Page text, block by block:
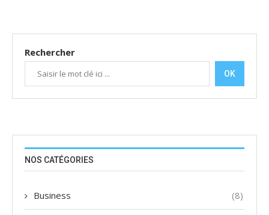
Rechercher
OK
NOS CATÉGORIES
Business (8)